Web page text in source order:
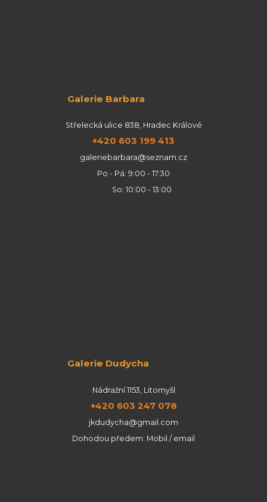
Galerie Barbara
Střelecká ulice 838, Hradec Králové
+420 603 199 413
galeriebarbara@seznam.cz
Po - Pá: 9:00 - 17:30
So: 10:00 - 13:00
Galerie Dudycha
Nádražní 1153, Litomyšl
+420 603 247 078
jkdudycha@gmail.com
Dohodou předem: Mobil / email